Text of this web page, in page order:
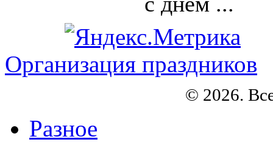
Организация праздников
© 2026.
Разное